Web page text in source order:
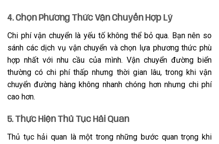
4. Chọn Phương Thức Vận Chuyển Hợp Lý
Chi phí vận chuyển là yếu tố không thể bỏ qua. Bạn nên so
sánh các dịch vụ vận chuyển và chọn lựa phương thức phù
hợp nhất với nhu cầu của mình. Vận chuyển đường biển
thường có chi phí thấp nhưng thời gian lâu, trong khi vận
chuyển đường hàng không nhanh chóng hơn nhưng chi phí
cao hơn.
5. Thực Hiện Thủ Tục Hải Quan
Thủ tục hải quan là một trong những bước quan trọng khi